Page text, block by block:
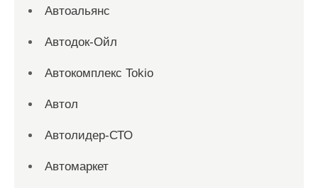
Автоальянс
Автодок-Ойл
Автокомплекс Tokio
Автол
Автолидер-СТО
Автомаркет